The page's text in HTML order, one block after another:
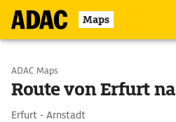
Maps
Start wählen
ADAC Maps
Route von Erfurt
Erfurt - Arnstadt